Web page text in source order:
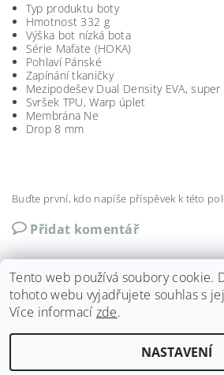
Typ produktu boty
Hmotnost332 g
Výška bot nízká bota
Série Mafate (HOKA)
Pohlaví Pánské
Zapínánítkaničky
Mezipodešev Dual Density EVA,
Svršek TPU, Warp úplet
Membrána Ne
Drop8 mm
Buďte první, kdo napíše příspěvek k této
Přidat komentář
Shoptet.cz
2026 ©Run4fun, všechna práva vyhrazena
Tento web používá soubory cookie.
tohoto webu vyjadřujete souhlas s
Více informací zde.
NASTAVENÍ